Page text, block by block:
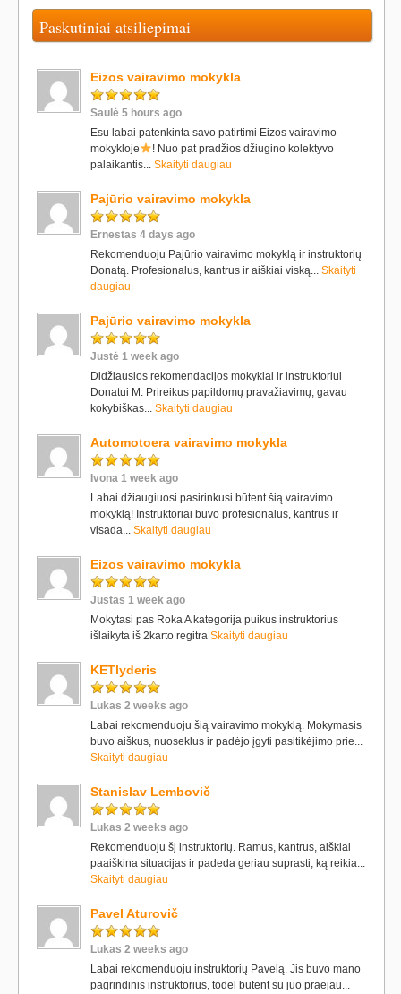
Paskutiniai atsiliepimai
Eizos vairavimo mokykla
Saulė 5 hours ago
Esu labai patenkinta savo patirtimi Eizos vairavimo
mokykloje
! Nuo pat pradžios džiugino kolektyvo
palaikantis... Skaityti daugiau
Pajūrio vairavimo mokykla
Ernestas 4 days ago
Rekomenduoju Pajūrio vairavimo mokyklą ir instruktorių
Donatą. Profesionalus, kantrus ir aiškiai viską... Skaityti
daugiau
Pajūrio vairavimo mokykla
Justė 1 week ago
Didžiausios rekomendacijos mokyklai ir instruktoriui
Donatui M. Prireikus papildomų pravažiavimų, gavau
kokybiškas... Skaityti daugiau
Automotoera vairavimo mokykla
Ivona 1 week ago
Labai džiaugiuosi pasirinkusi būtent šią vairavimo
mokyklą! Instruktoriai buvo profesionalūs, kantrūs ir
visada... Skaityti daugiau
Eizos vairavimo mokykla
Justas 1 week ago
Mokytasi pas Roka A kategorija puikus instruktorius
išlaikyta iš 2karto regitra Skaityti daugiau
KETlyderis
Lukas 2 weeks ago
Labai rekomenduoju šią vairavimo mokyklą. Mokymasis
buvo aiškus, nuoseklus ir padėjo įgyti pasitikėjimo prie...
Skaityti daugiau
Stanislav Lembovič
Lukas 2 weeks ago
Rekomenduoju šį instruktorių. Ramus, kantrus, aiškiai
paaiškina situacijas ir padeda geriau suprasti, ką reikia...
Skaityti daugiau
Pavel Aturovič
Lukas 2 weeks ago
Labai rekomenduoju instruktorių Pavelą. Jis buvo mano
pagrindinis instruktorius, todėl būtent su juo praėjau...